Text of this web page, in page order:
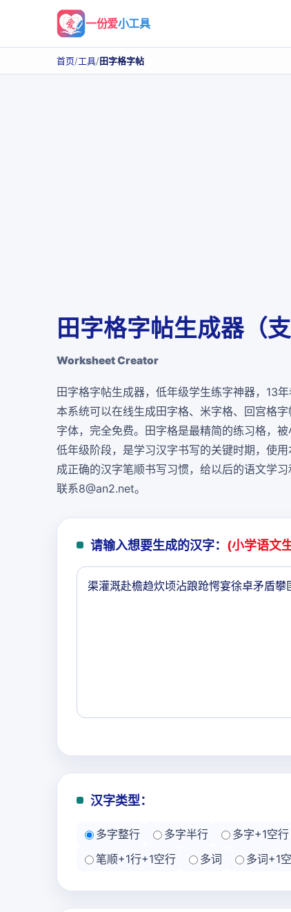
一份爱小工具
首页/工具/田字格字帖
田字格字帖生成器（
Worksheet Creator
田字格字帖生成器，低年级学生练字神器，13
本系统可以在线生成田字格、米字格、回宫格
字体， 完全免费。田字格是最精简的练习格，
低年级阶段，是学习汉字书写的关键时期，使
成正确的汉字笔顺书写习惯，给以后的语文学
联系8@an2.net。
请输入想要生成的汉字： (小学语文
汉字类型：
多字整行 多字半行 多字+1空行
笔顺+1行+1空行
多词 多词+1